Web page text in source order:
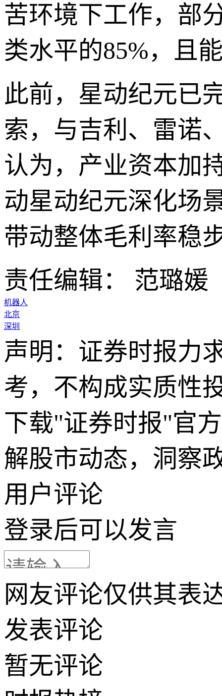
苦环境下工作，部
类水平的85%，且
此前，星动纪元已
索，与吉利、雷诺
认为，产业资本加
动星动纪元深化场
带动整体毛利率稳
责任编辑： 范璐媛
机器人
北京
深圳
声明：证券时报力
考，不构成实质性
下载"证券时报"官
解股市动态，洞察
用户评论
登录后可以发言
网友评论仅供其表
发表评论
暂无评论